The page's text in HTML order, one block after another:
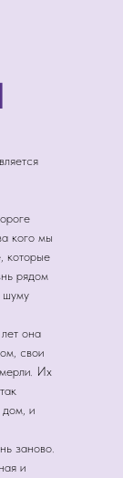
кого мы
которые
рядом
шуму
она
свои
Их
дом, и
заново.
и